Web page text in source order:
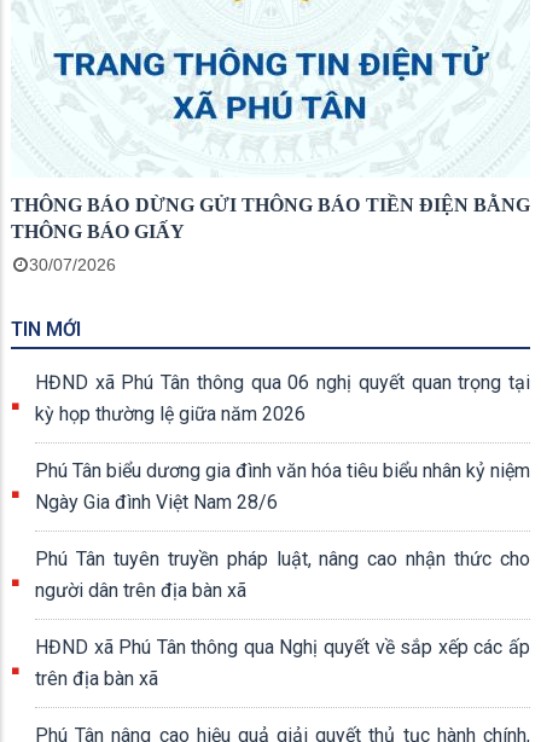
THÔNG BÁO DỪNG GỬI THÔNG BÁO TIỀN ĐIỆN BẰNG
THÔNG BÁO GIẤY
30/07/2026
TIN MỚI
HĐND xã Phú Tân thông qua 06 nghị quyết quan trọng tại
kỳ họp thường lệ giữa năm 2026
Phú Tân biểu dương gia đình văn hóa tiêu biểu nhân kỷ niệm
Ngày Gia đình Việt Nam 28/6
Phú Tân tuyên truyền pháp luật, nâng cao nhận thức cho
người dân trên địa bàn xã
HĐND xã Phú Tân thông qua Nghị quyết về sắp xếp các ấp
trên địa bàn xã
Phú Tân nâng cao hiệu quả giải quyết thủ tục hành chính,